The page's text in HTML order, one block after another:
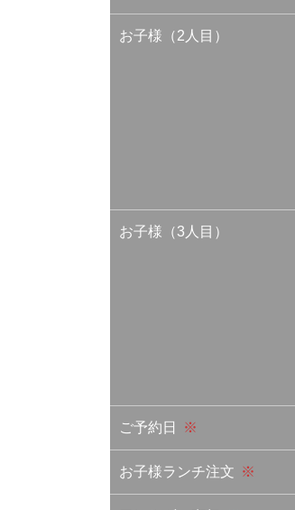
お子様（2人目）
お子様（3人目）
ご予約日 ※
お子様ランチ注文 ※